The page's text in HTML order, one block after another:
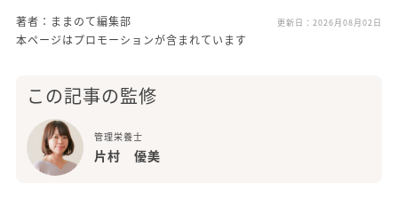
著者：ままのて編集部 更新日： 2026月08月02日
本ページはプロモーションが含まれています
この記事の監修
管理栄養士
片村 優美